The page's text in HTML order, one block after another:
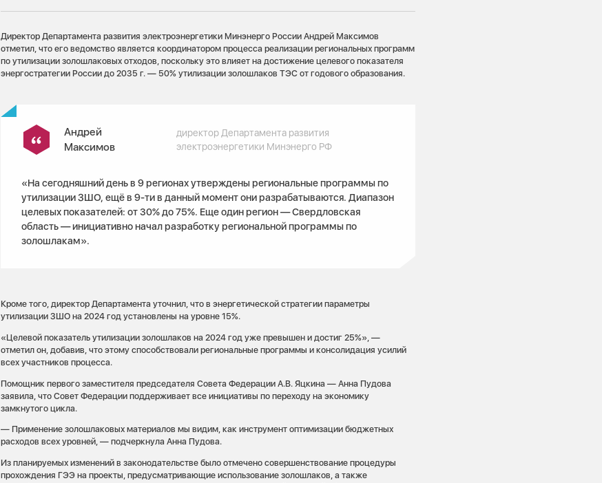
Директор Департамента развития электроэнергетики Минэнерго России Андрей Максимов
отметил, что его ведомство является координатором процесса реализации региональных программ
по утилизации золошлаковых отходов, поскольку это влияет на достижение целевого показателя
энергостратегии России до 2035 г. — 50% утилизации золошлаков ТЭС от годового образования.
Андрей
Максимов
директор Департамента развития
электроэнергетики Минэнерго РФ
«На сегодняшний день в 9 регионах утверждены региональные программы по
утилизации ЗШО, ещё в 9-ти в данный момент они разрабатываются. Диапазон
целевых показателей: от 30% до 75%. Еще один регион — Свердловская
область — инициативно начал разработку региональной программы по
золошлакам».
Кроме того, директор Департамента уточнил, что в энергетической стратегии параметры
утилизации ЗШО на 2024 год установлены на уровне 15%.
«Целевой показатель утилизации золошлаков на 2024 год уже превышен и достиг 25%», —
отметил он, добавив, что этому способствовали региональные программы и консолидация усилий
всех участников процесса.
Помощник первого заместителя председателя Совета Федерации А.В. Яцкина — Анна Пудова
заявила, что Совет Федерации поддерживает все инициативы по переходу на экономику
замкнутого цикла.
— Применение золошлаковых материалов мы видим, как инструмент оптимизации бюджетных
расходов всех уровней, — подчеркнула Анна Пудова.
Из планируемых изменений в законодательстве было отмечено совершенствование процедуры
прохождения ГЭЭ на проекты, предусматривающие использование золошлаков, а также